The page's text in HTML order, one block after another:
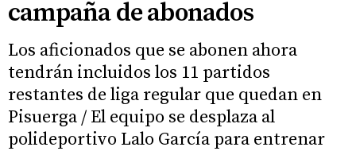
campaña de abonados
Los aficionados que se abonen ahora
tendrán incluidos los 11 partidos
restantes de liga regular que quedan en
Pisuerga / El equipo se desplaza al
polideportivo Lalo García para entrenar